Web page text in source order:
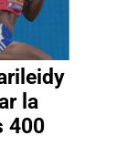
la
400